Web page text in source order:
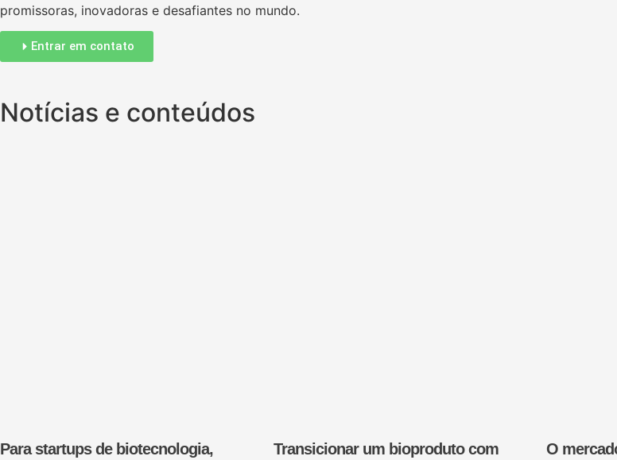
promissoras, inovadoras e desafiantes no mundo.
Entrar em contato
Notícias e conteúdos
Para startups de biotecnologia,
Transicionar um bioproduto com
O